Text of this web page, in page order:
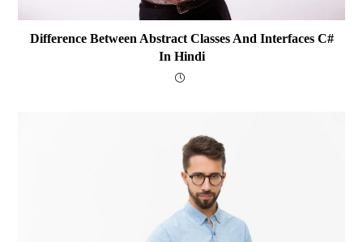
Difference Between Abstract Classes And Interfaces C#
In Hindi